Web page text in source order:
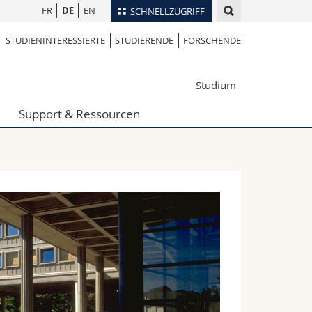
SCHNELLZUGRIFF
Personenverzeichnis
Webmail
Vorlesungsverzeichnis
FR DE EN
STUDIENINTERESSIERTE STUDIERENDE FORSCHENDE
Studium
Support & Ressourcen